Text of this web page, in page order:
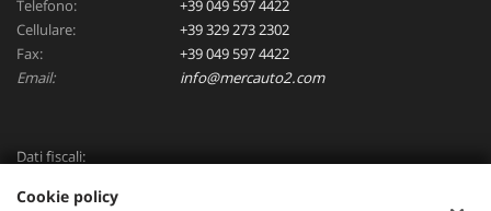
Telefono:
+39 049 597 4422
Cellulare:
+39 329 273 2302
Fax:
+39 049 597 4422
Email:
info@mercauto2.com
Dati fiscali:
Via Nazionale, 171 PD - 36056 Tezze sul Brenta
Cookie policy